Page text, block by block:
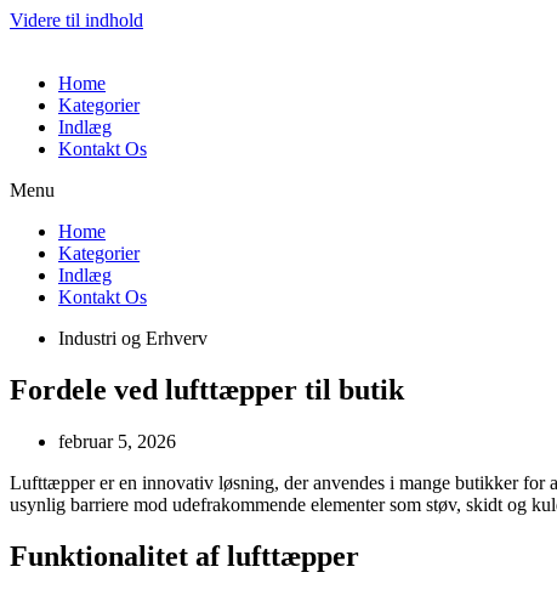
Videre til indhold
Home
Kategorier
Indlæg
Kontakt Os
Menu
Home
Kategorier
Indlæg
Kontakt Os
Industri og Erhverv
Fordele ved lufttæpper til butik
februar 5, 2026
Lufttæpper er en innovativ løsning, der anvendes i mange butikker for
usynlig barriere mod udefrakommende elementer som støv, skidt og
Funktionalitet af lufttæpper